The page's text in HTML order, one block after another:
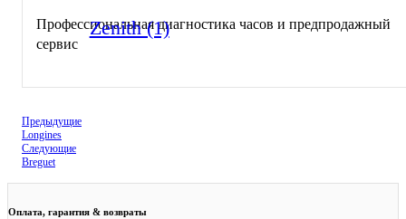
Zenith (1)
Профессиональная диагностика часов и предпродажный
сервис
Предыдущие
Longines
Следующие
Breguet
Оплата, гарантия & возвраты